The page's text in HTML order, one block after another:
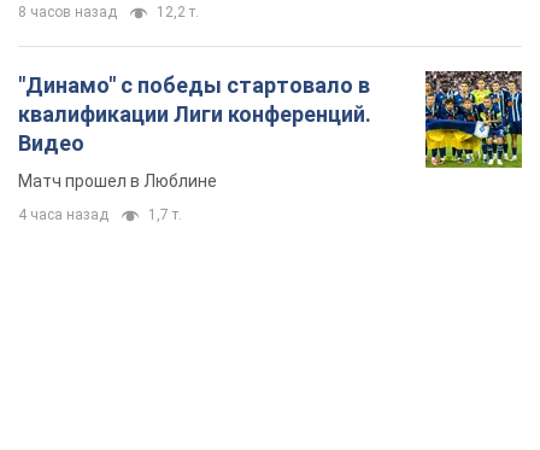
8 часов назад 12,2 т.
"Динамо" с победы стартовало в
квалификации Лиги конференций.
Видео
Матч прошел в Люблине
4 часа назад 1,7 т.